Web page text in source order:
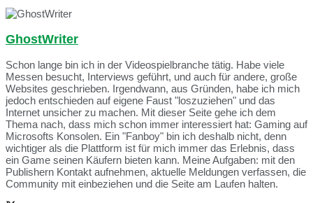
GhostWriter
Schon lange bin ich in der Videospielbranche tätig. Habe viele
Messen besucht, Interviews geführt, und auch für andere, große
Websites geschrieben. Irgendwann, aus Gründen, habe ich mich
jedoch entschieden auf eigene Faust "loszuziehen" und das
Internet unsicher zu machen. Mit dieser Seite gehe ich dem
Thema nach, dass mich schon immer interessiert hat: Gaming auf
Microsofts Konsolen. Ein "Fanboy" bin ich deshalb nicht, denn
wichtiger als die Plattform ist für mich immer das Erlebnis, dass
ein Game seinen Käufern bieten kann. Meine Aufgaben: mit den
Publishern Kontakt aufnehmen, aktuelle Meldungen verfassen, die
Community mit einbeziehen und die Seite am Laufen halten.